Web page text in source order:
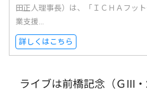
田正人理事長）は、「ＩＣＨＡフッ
業支援...
詳しくはこちら
ライブは前橋記念（ＧIII